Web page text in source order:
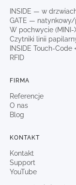
INSIDE — w
GATE —
W pochwycie (MINI-
Czytniki linii
INSIDE Touch-Code
RFID
FIRMA
Referencje
O nas
Blog
KONTAKT
Kontakt
Support
YouTube